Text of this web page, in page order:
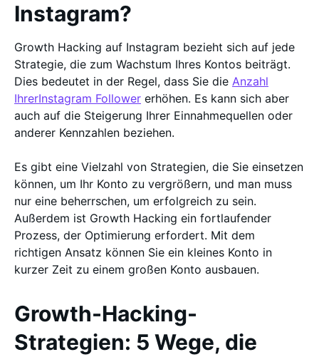
Instagram?
Growth Hacking auf Instagram bezieht sich auf jede
Strategie, die zum Wachstum Ihres Kontos beiträgt.
Dies bedeutet in der Regel, dass Sie die Anzahl
IhrerInstagram Follower erhöhen. Es kann sich aber
auch auf die Steigerung Ihrer Einnahmequellen oder
anderer Kennzahlen beziehen.
Es gibt eine Vielzahl von Strategien, die Sie einsetzen
können, um Ihr Konto zu vergrößern, und man muss
nur eine beherrschen, um erfolgreich zu sein.
Außerdem ist Growth Hacking ein fortlaufender
Prozess, der Optimierung erfordert. Mit dem
richtigen Ansatz können Sie ein kleines Konto in
kurzer Zeit zu einem großen Konto ausbauen.
Growth-Hacking-
Strategien: 5 Wege, die